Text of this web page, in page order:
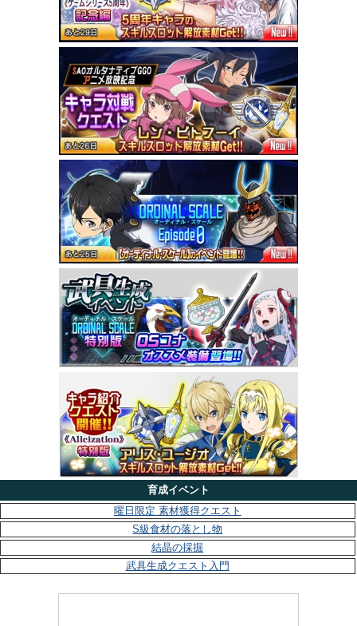
育成イベント
曜日限定 素材獲得クエスト
S級食材の落とし物
結晶の採掘
武具生成クエスト入門